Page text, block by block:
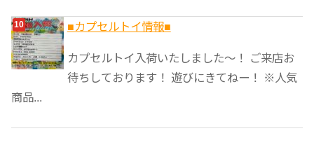
■カプセルトイ情報■
カプセルトイ入荷いたしました〜！ ご来店お
待ちしております！ 遊びにきてねー！ ※人気
商品...